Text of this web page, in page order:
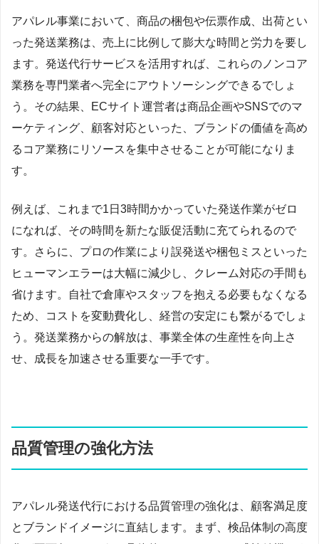
アパレル事業において、商品の梱包や伝票作成、出荷とい
った発送業務は、売上に比例して膨大な時間と労力を要し
ます。発送代行サービスを活用すれば、これらのノンコア
業務を専門業者へ完全にアウトソーシングできるでしょ
う。その結果、ECサイト運営者は商品企画やSNSでのマ
ーケティング、顧客対応といった、ブランドの価値を高め
るコア業務にリソースを集中させることが可能になりま
す。
例えば、これまで1日3時間かかっていた発送作業がゼロ
になれば、その時間を新たな販促活動に充てられるので
す。さらに、プロの作業により誤発送や梱包ミスといった
ヒューマンエラーは大幅に減少し、クレーム対応の手間も
省けます。自社で倉庫やスタッフを抱える必要もなくなる
ため、コストを変動費化し、経営の安定にも繋がるでしょ
う。発送業務からの解放は、事業全体の生産性を向上さ
せ、成長を加速させる重要な一手です。
品質管理の強化方法
アパレル発送代行における品質管理の強化は、顧客満足度
とブランドイメージに直結します。まず、検品体制の高度